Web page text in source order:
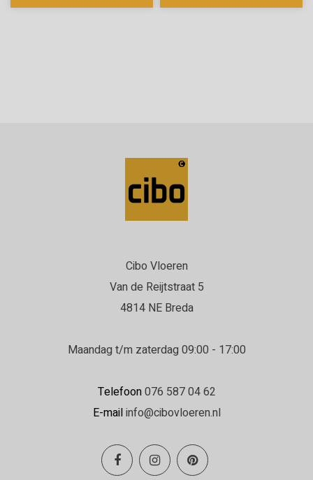
Cibo Vloeren
Van de Reijtstraat 5
4814 NE Breda
Maandag t/m zaterdag 09:00 - 17:00
Telefoon076 587 04 62
E-mailinfo@cibovloeren.nl